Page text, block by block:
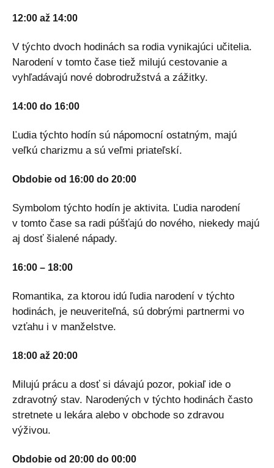
12:00 až 14:00
V týchto dvoch hodinách sa rodia vynikajúci učitelia.
Narodení v tomto čase tiež milujú cestovanie a
vyhľadávajú nové dobrodružstvá a zážitky.
14:00 do 16:00
Ľudia týchto hodín sú nápomocní ostatným, majú
veľkú charizmu a sú veľmi priateľskí.
Obdobie od 16:00 do 20:00
Symbolom týchto hodín je aktivita. Ľudia narodení
v tomto čase sa radi púšťajú do nového, niekedy majú
aj dosť šialené nápady.
16:00 – 18:00
Romantika, za ktorou idú ľudia narodení v týchto
hodinách, je neuveriteľná, sú dobrými partnermi vo
vzťahu i v manželstve.
18:00 až 20:00
Milujú prácu a dosť si dávajú pozor, pokiaľ ide o
zdravotný stav. Narodených v týchto hodinách často
stretnete u lekára alebo v obchode so zdravou
výživou.
Obdobie od 20:00 do 00:00